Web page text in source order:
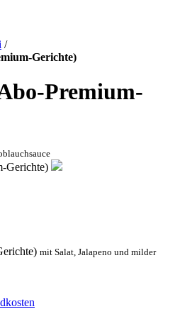
/
Gerichte)
Premium-
mit Salat, Jalapeno und milder